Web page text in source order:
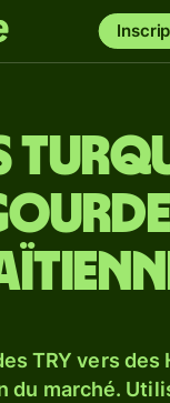
TRY vers des
du marché.